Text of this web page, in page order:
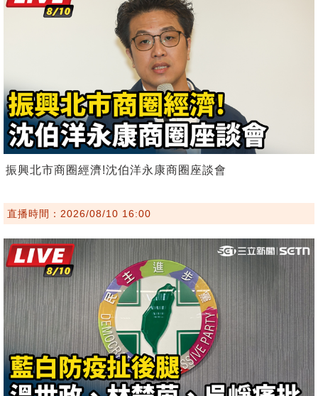
振興北市商圈經濟!沈伯洋永康商圈座談會
直播時間：2026/08/10 16:00